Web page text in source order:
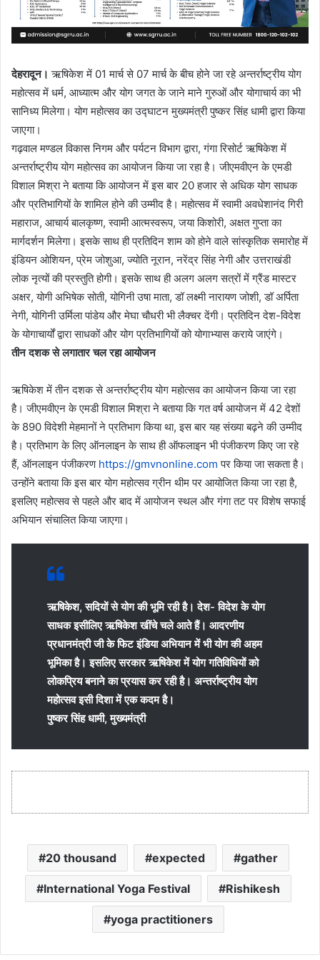
देहरादून।ऋषिकेश में 01 मार्च से 07 मार्च के बीच होने जा रहे अन्तर्राष्ट्रीय योग
महोत्सव में धर्म, आध्यात्म और योग जगत के जाने माने गुरुओं और योगाचार्य का भी
सानिध्य मिलेगा। योग महोत्सव का उद्घाटन मुख्यमंत्री पुष्कर सिंह धामी द्वारा किया
जाएगा।
गढ़वाल मण्डल विकास निगम और पर्यटन विभाग द्वारा, गंगा रिसोर्ट ऋषिकेश में
अन्तर्राष्ट्रीय योग महोत्सव का आयोजन किया जा रहा है। जीएमवीएन के एमडी
विशाल मिश्रा ने बताया कि आयोजन में इस बार 20 हजार से अधिक योग साधक
और प्रतिभागियों के शामिल होने की उम्मीद है। महोत्सव में स्वामी अवधेशानंद गिरी
महाराज, आचार्य बालकृष्ण, स्वामी आत्मस्वरूप, जया किशोरी, अक्षत गुप्ता का
मार्गदर्शन मिलेगा। इसके साथ ही प्रतिदिन शाम को होने वाले सांस्कृतिक समारोह में
इंडियन ओशियन, प्रेम जोशुआ, ज्योति नूरान, नरेंद्र सिंह नेगी और उत्तराखंडी
लोक नृत्यों की प्रस्तुति होगी। इसके साथ ही अलग अलग सत्रों में ग्रैंड मास्टर
अक्षर, योगी अभिषेक सोती, योगिनी उषा माता, डॉ लक्ष्मी नारायण जोशी, डॉ अर्पिता
नेगी, योगिनी उर्मिला पांडेय और मेघा चौधरी भी लैक्चर देंगी। प्रतिदिन देश-विदेश
के योगाचार्यों द्वारा साधकों और योग प्रतिभागियों को योगाभ्यास कराये जाएंगे।
तीन दशक से लगातार चल रहा आयोजन
ऋषिकेश में तीन दशक से अन्तर्राष्ट्रीय योग महोत्सव का आयोजन किया जा रहा
है। जीएमवीएन के एमडी विशाल मिश्रा ने बताया कि गत वर्ष आयोजन में 42 देशों
के 890 विदेशी मेहमानों ने प्रतिभाग किया था, इस बार यह संख्या बढ़ने की उम्मीद
है। प्रतिभाग के लिए ऑनलाइन के साथ ही ऑफलाइन भी पंजीकरण किए जा रहे
हैं, ऑनलाइन पंजीकरण https://gmvnonline.com पर किया जा सकता है।
उन्होंने बताया कि इस बार योग महोत्सव ग्रीन थीम पर आयोजित किया जा रहा है,
इसलिए महोत्सव से पहले और बाद में आयोजन स्थल और गंगा तट पर विशेष सफाई
अभियान संचालित किया जाएगा।
ऋषिकेश, सदियों से योग की भूमि रही है। देश- विदेश के योग
साधक इसीलिए ऋषिकेश खींचे चले आते हैं। आदरणीय
प्रधानमंत्री जी के फिट इंडिया अभियान में भी योग की अहम
भूमिका है। इसलिए सरकार ऋषिकेश में योग गतिविधियों को
लोकप्रिय बनाने का प्रयास कर रही है। अन्तर्राष्ट्रीय योग
महोत्सव इसी दिशा में एक कदम है।
पुष्कर सिंह धामी, मुख्यमंत्री
20 thousand expected gather
International Yoga Festival Rishikesh
yoga practitioners